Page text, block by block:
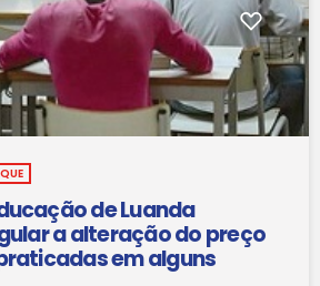
de Luanda
a alteração do preço
em alguns